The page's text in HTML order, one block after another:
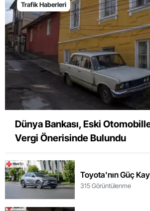
Trafik Haberleri
Dünya Bankası, Eski
Vergi Önerisinde Bulundu
Toyota'nın Güç
315 Görüntülenme